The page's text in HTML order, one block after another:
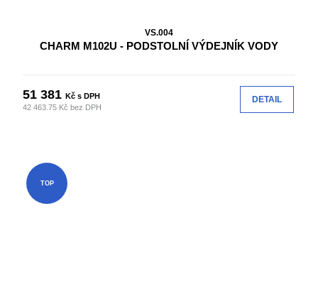
VS.004
CHARM M102U - PODSTOLNÍ VÝDEJNÍK VODY
51 381Kč s DPH
42 463.75 Kč bez DPH
DETAIL
TOP